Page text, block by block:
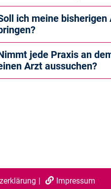
ich meine
jede Praxis an
Arzt aussuchen?
Impressum